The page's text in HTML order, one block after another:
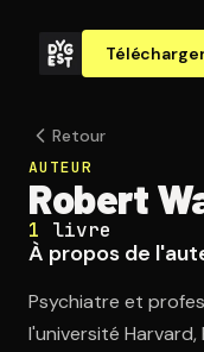
Retour
AUTEUR
Robert
1 livre
À propos de
Psychiatre et
l'université